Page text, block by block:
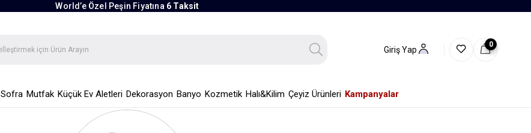
World’e Özel Peşin Fiyatına 6 Taksit
Giriş Yap
0
Sofra Mutfak Küçük Ev Aletleri Dekorasyon Banyo Kozmetik Halı&Kilim Çeyiz Ürünleri Kampanyalar